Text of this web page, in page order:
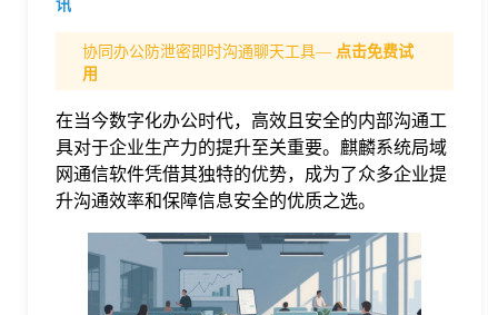
格
讯
协同办公防泄密即时沟通聊天工具— 点击免费试
用
在当今数字化办公时代，高效且安全的内部沟通工
具对于企业生产力的提升至关重要。麒麟系统局域
网通信软件凭借其独特的优势，成为了众多企业提
升沟通效率和保障信息安全的优质之选。